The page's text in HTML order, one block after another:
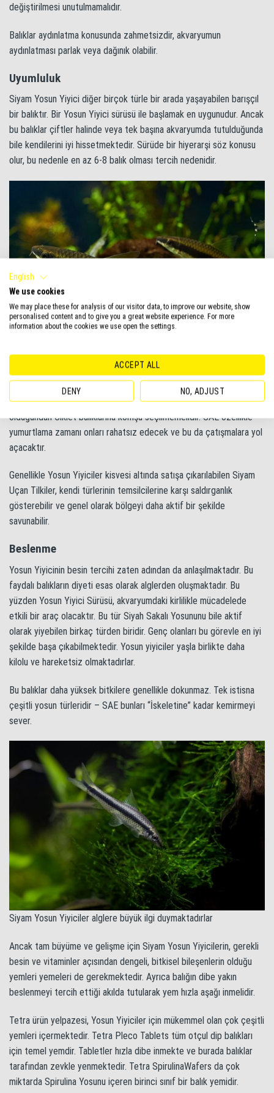
değiştirilmesi unutulmamalıdır.
Balıklar aydınlatma konusunda zahmetsizdir, akvaryumun
aydınlatması parlak veya dağınık olabilir.
Uyumluluk
Siyam Yosun Yiyici diğer birçok türle bir arada yaşayabilen barışçıl
bir balıktır. Bir Yosun Yiyici sürüsü ile başlamak en uygunudur. Ancak
bu balıklar çiftler halinde veya tek başına akvaryumda tutulduğunda
bile kendilerini iyi hissetmektedir. Sürüde bir hiyerarşi söz konusu
olur, bu nedenle en az 6-8 balık olması tercih nedenidir.
Akvaryumda Siyam Yosun Yiyici Sürüsü
SAE akvaryumda kendisiyle savaş halinde olan iki renkli Labeolar ile
birlikte bulundurulmamalıdır. Yosun Yiyiciler çok aktif balıklar
olduğundan Ciklet balıklarına komşu seçilmemelidir. SAE özellikle
yumurtlama zamanı onları rahatsız edecek ve bu da çatışmalara yol
açacaktır.
Genellikle Yosun Yiyiciler kisvesi altında satışa çıkarılabilen Siyam
Uçan Tilkiler, kendi türlerinin temsilcilerine karşı saldırganlık
gösterebilir ve genel olarak bölgeyi daha aktif bir şekilde
savunabilir.
Beslenme
Yosun Yiyicinin besin tercihi zaten adından da anlaşılmaktadır. Bu
faydalı balıkların diyeti esas olarak alglerden oluşmaktadır. Bu
yüzden Yosun Yiyici Sürüsü, akvaryumdaki kirlilikle mücadelede
etkili bir araç olacaktır. Bu tür Siyah Sakalı Yosununu bile aktif
olarak yiyebilen birkaç türden biridir. Genç olanları bu görevle en iyi
şekilde başa çıkabilmektedir. Yosun yiyiciler yaşla birlikte daha
kilolu ve hareketsiz olmaktadırlar.
Bu balıklar daha yüksek bitkilere genellikle dokunmaz. Tek istisna
çeşitli yosun türleridir – SAE bunları “İskeletine” kadar kemirmeyi
sever.
Siyam Yosun Yiyiciler alglere büyük ilgi duymaktadırlar
Ancak tam büyüme ve gelişme için Siyam Yosun Yiyicilerin, gerekli
besin ve vitaminler açısından dengeli, bitkisel bileşenlerin olduğu
yemleri yemeleri de gerekmektedir. Ayrıca balığın dibe yakın
beslenmeyi tercih ettiği akılda tutularak yem hızla aşağı inmelidir.
Tetra ürün yelpazesi, Yosun Yiyiciler için mükemmel olan çok çeşitli
yemleri içermektedir. Tetra Pleco Tablets tüm otçul dip balıkları
için temel yemdir. Tabletler hızla dibe inmekte ve burada balıklar
tarafından zevkle yenmektedir. Tetra SpirulinaWafers da çok
miktarda Spirulina Yosunu içeren birinci sınıf bir balık yemidir.
English
We use cookies
We may place these for analysis of our visitor data, to improve our website, show
personalised content and to give you a great website experience. For more
information about the cookies we use open the settings.
ACCEPT ALL
DENY NO, ADJUST